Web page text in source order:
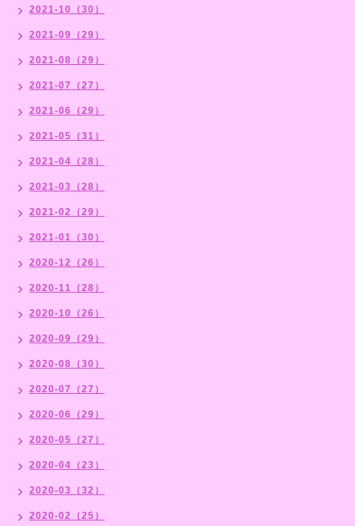
2021-10（30）
2021-09（29）
2021-08（29）
2021-07（27）
2021-06（29）
2021-05（31）
2021-04（28）
2021-03（28）
2021-02（29）
2021-01（30）
2020-12（26）
2020-11（28）
2020-10（26）
2020-09（29）
2020-08（30）
2020-07（27）
2020-06（29）
2020-05（27）
2020-04（23）
2020-03（32）
2020-02（25）